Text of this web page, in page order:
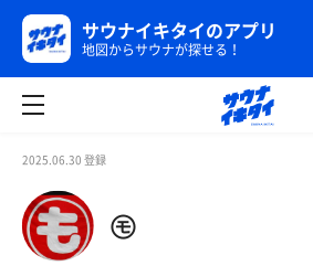
サウナイキタイのアプリ
地図からサウナが探せる！
2025.06.30 登録
㋲